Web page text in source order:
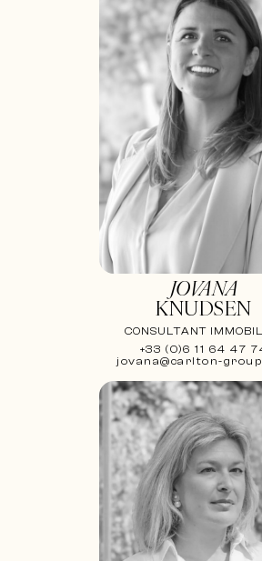
JOVANA
KNUDSEN
CONSULTANT
+33 (0)6 11 64 47
jovana@carlton-